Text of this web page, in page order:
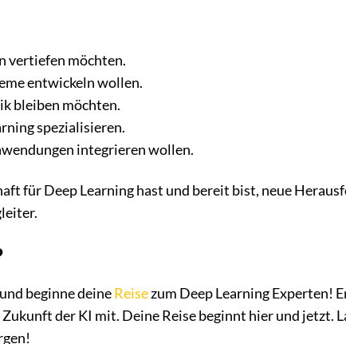
vertiefen möchten.
entwickeln wollen.
bleiben möchten.
spezialisieren.
integrieren wollen.
für Deep Learning hast und bereit bist, neue
und beginne deineReisezum Deep Learning Experten!
der KI mit. Deine Reise beginnt hier und jetzt.